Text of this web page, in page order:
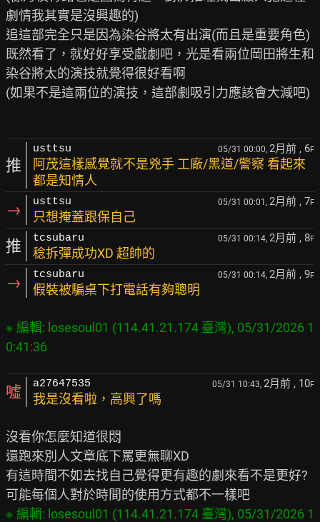
劇情我其實是沒興趣的)
追這部完全只是因為染谷將太有出演(而且是重要角色)
既然看了，就好好享受戲劇吧，光是看兩位岡田將生和
染谷將太的演技就覺得很好看啊
(如果不是這兩位的演技，這部劇吸引力應該會大減吧)
推
usttsu 05/31 00:00, 2月前 , 6F
阿茂這樣感覺就不是兇手 工廠/黑道/警察 看起來
都是知情人
→ usttsu 05/31 00:01, 2月前 , 7F
只想掩蓋跟保自己
推 tcsubaru 05/31 00:14, 2月前 , 8F
稔拆彈成功XD 超帥的
→ tcsubaru 05/31 00:14, 2月前 , 9F
假裝被騙桌下打電話有夠聰明
※ 編輯: losesoul01 (114.41.21.174 臺灣), 05/31/2026 1
噓 a27647535 05/31 10:43, 2月前 , 10F
我是沒看啦，高興了嗎
沒看你怎麼知道很悶
還跑來別人文章底下罵更無聊XD
有這時間不如去找自己覺得更有趣的劇來看不是更好?
※ 編輯: losesoul01 (114.41.21.174 臺灣), 05/31/2026 1